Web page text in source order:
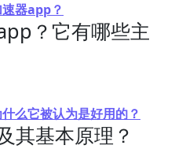
器app？
？它有哪些主
么它被认为是好用的？
其基本原理？